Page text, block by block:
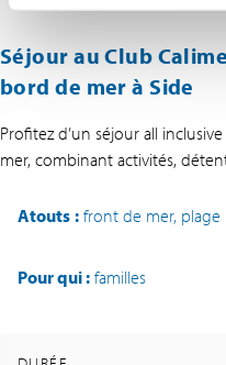
Séjour au Club
bord de mer à Side
Profitez d’un séjour all
mer, combinant activités,
Atouts : front de mer, plage
Pour qui : familles